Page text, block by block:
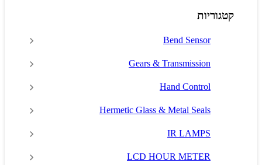
קטגוריות
Bend Sensor
Gears & Transmission
Hand Control
Hermetic Glass & Metal Seals
IR LAMPS
LCD HOUR METER